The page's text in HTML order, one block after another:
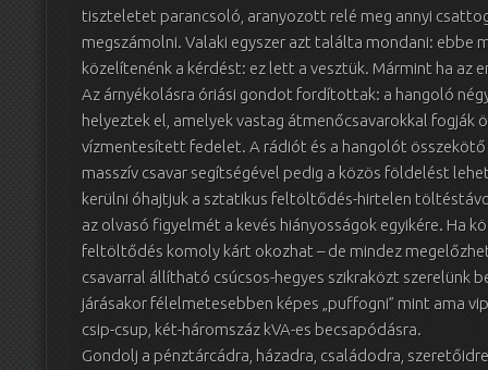
tiszteletet parancsoló, aranyozott relé meg annyi
megszámolni. Valaki egyszer azt találta mondani: ebbe
közelítenénk a kérdést: ez lett a vesztük. Mármint ha az
Az árnyékolásra óriási gondot fordítottak: a hangoló
helyeztek el, amelyek vastag átmenőcsavarokkal fogják
vízmentesített fedelet. A rádiót és a hangolót
masszív csavar segítségével pedig a közös földelést
kerülni óhajtjuk a sztatikus feltöltődés-hirtelen
az olvasó figyelmét a kevés hiányosságok egyikére. Ha
feltöltődés komoly kárt okozhat – de mindez
csavarral állítható csúcsos-hegyes szikraközt szerelünk
járásakor félelmetesebben képes „puffogni” mint ama
csip-csup, két-háromszáz kVA-es becsapódásra.
Gondolj a pénztárcádra, házadra, családodra,